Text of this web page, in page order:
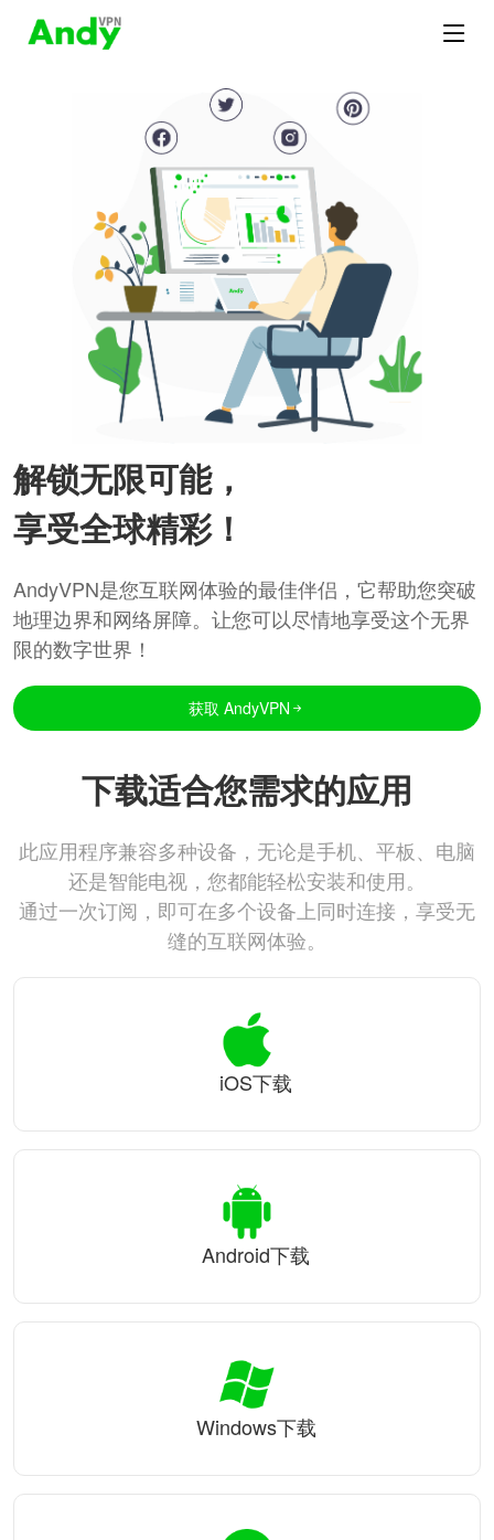
解锁无限可能，
享受全球精彩！
AndyVPN是您互联网体验的最佳伴侣，它帮助您突破
地理边界和网络屏障。让您可以尽情地享受这个无界
限的数字世界！
获取 AndyVPN
下载适合您需求的应用
此应用程序兼容多种设备，无论是手机、平板、电脑
还是智能电视，您都能轻松安装和使用。
通过一次订阅，即可在多个设备上同时连接，享受无
缝的互联网体验。
iOS下载
Android下载
Windows下载